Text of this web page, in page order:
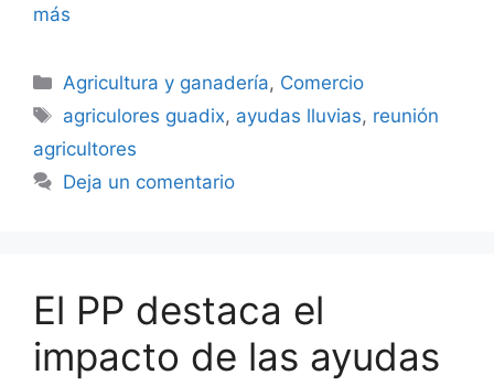
más
Categorías
Agricultura y ganadería, Comercio
Etiquetas
agriculores guadix, ayudas lluvias, reunión
agricultores
Deja un comentario
El PP destaca el
impacto de las ayudas